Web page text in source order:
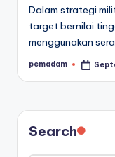
Dalam strategi
target bernilai
menggunakan
Posted
pemadam
Search